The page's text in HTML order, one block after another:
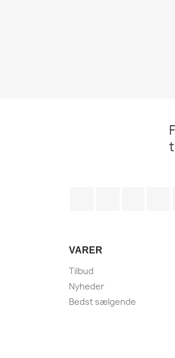
VARER
Tilbud
Nyheder
Bedst sælgende